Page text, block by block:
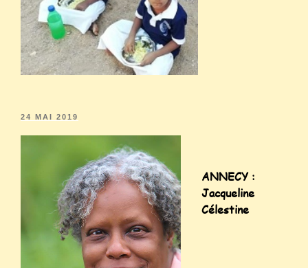
24 MAI 2019
ANNECY :
Jacqueline
Célestine